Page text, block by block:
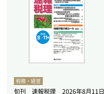
税務・経営
旬刊 速報税理 2026年8月11日